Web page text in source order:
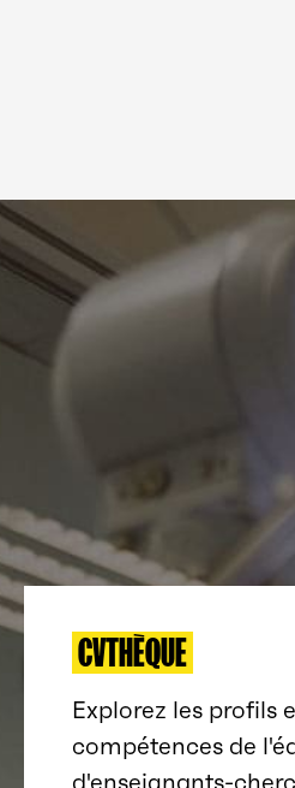
CVTHÈQUE
Explorez les profils
compétences de
d'enseignants-